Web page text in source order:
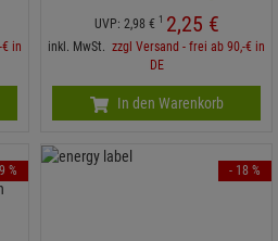
in
UVP: 2,98 € 1 2,25 €
inkl. MwSt. zzgl Versand - frei ab 90,-€ in
DE
In den Warenkorb
% - 18 %